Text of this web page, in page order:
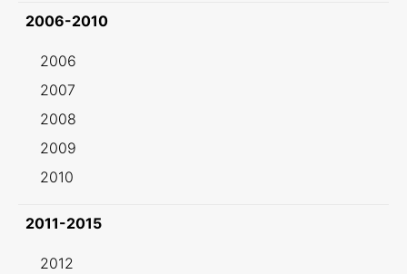
2006-2010
2006
2007
2008
2009
2010
2011-2015
2012